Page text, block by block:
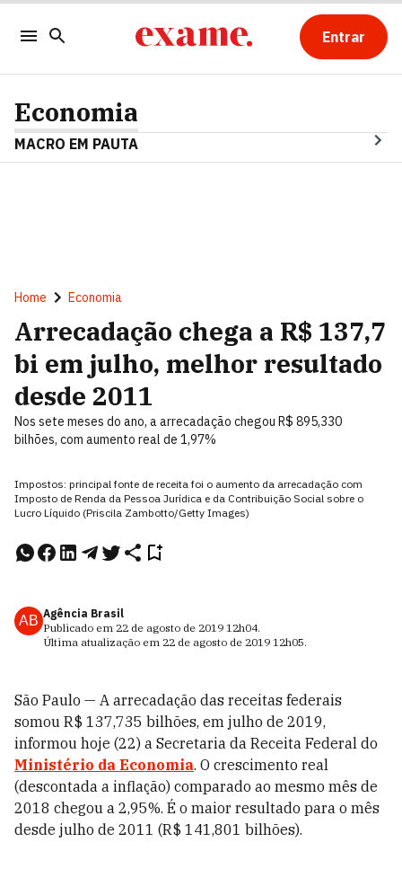
Entrar
Economia
MACRO EM PAUTA
Home Economia
Arrecadação chega a R$ 137,7
bi em julho, melhor resultado
desde 2011
Nos sete meses do ano, a arrecadação chegou R$ 895,330
bilhões, com aumento real de 1,97%
Impostos: principal fonte de receita foi o aumento da arrecadação com
Imposto de Renda da Pessoa Jurídica e da Contribuição Social sobre o
Lucro Líquido (Priscila Zambotto/Getty Images)
AB Agência Brasil
Publicado em 22 de agosto de 2019 12h04.
Última atualização em 22 de agosto de 2019 12h05.
São Paulo — A arrecadação das receitas federais
somou R$ 137,735 bilhões, em julho de 2019,
informou hoje (22) a Secretaria da Receita Federal do
Ministério da Economia. O crescimento real
(descontada a inflação) comparado ao mesmo mês de
2018 chegou a 2,95%. É o maior resultado para o mês
desde julho de 2011 (R$ 141,801 bilhões).